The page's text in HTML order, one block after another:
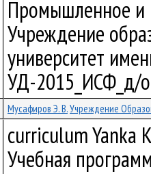
Промышленное и
Учреждение
университет
УД-2015_ИСФ_д/
Мусафиров Э. В.Учреждение
curriculum Yanka
Учебная